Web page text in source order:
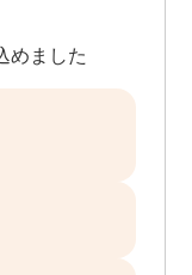
めました